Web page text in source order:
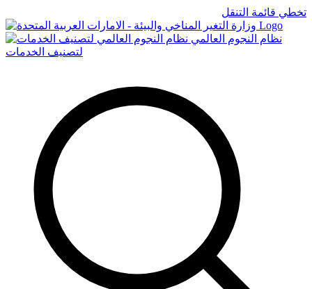
تخطي قائمة التنقل
Logo
نظام النجوم العالمي
لتصنيف الخدمات